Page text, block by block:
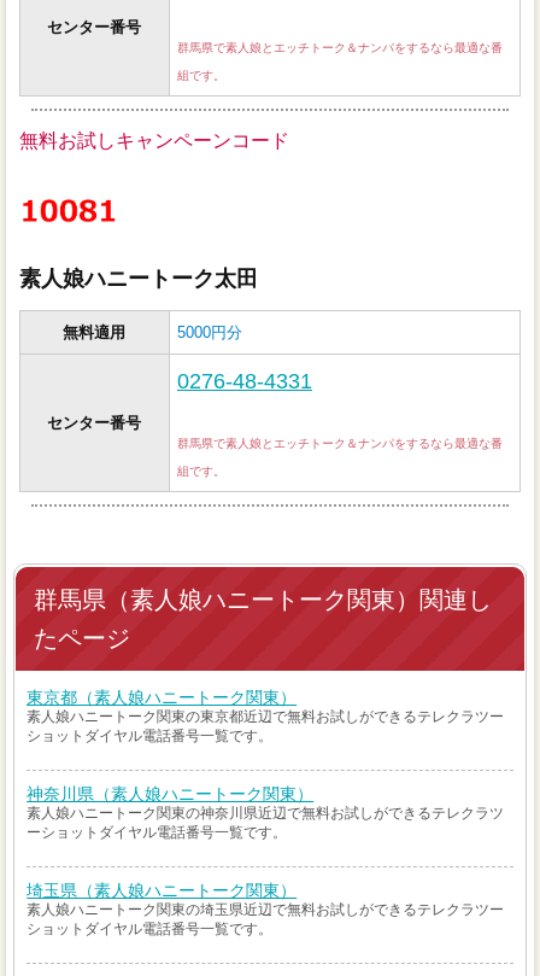
センター番号
群馬県で素人娘とエッチトーク＆ナンパをするなら最適な番
組です。
無料お試しキャンペーンコード
素人娘ハニートーク太田
無料適用 5000円分
センター番号
0276-48-4331
群馬県で素人娘とエッチトーク＆ナンパをするなら最適な番
組です。
群馬県（素人娘ハニートーク関東）関連し
たページ
東京都（素人娘ハニートーク関東）
素人娘ハニートーク関東の東京都近辺で無料お試しができるテレクラツー
ショットダイヤル電話番号一覧です。
神奈川県（素人娘ハニートーク関東）
素人娘ハニートーク関東の神奈川県近辺で無料お試しができるテレクラツ
ーショットダイヤル電話番号一覧です。
埼玉県（素人娘ハニートーク関東）
素人娘ハニートーク関東の埼玉県近辺で無料お試しができるテレクラツー
ショットダイヤル電話番号一覧です。